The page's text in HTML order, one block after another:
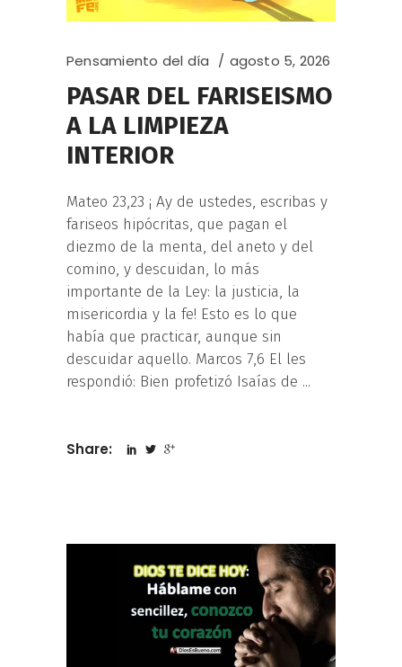
Pensamiento del día agosto 5, 2026
PASAR DEL FARISEISMO
A LA LIMPIEZA
INTERIOR
Mateo 23,23 ¡ Ay de ustedes, escribas y
fariseos hipócritas, que pagan el
diezmo de la menta, del aneto y del
comino, y descuidan, lo más
importante de la Ley: la justicia, la
misericordia y la fe! Esto es lo que
había que practicar, aunque sin
descuidar aquello. Marcos 7,6 El les
respondió: Bien profetizó Isaías de
Share: